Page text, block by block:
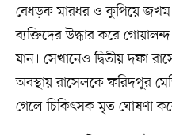
বেধড়ক মারধর ও কুপিয়ে
ব্যক্তিদের উদ্ধার করে গোয়ালন্দ
যান। সেখানেও দ্বিতীয় দফা
অবস্থায় রাসেলকে ফরিদপুর
গেলে চিকিৎসক মৃত ঘোষণা